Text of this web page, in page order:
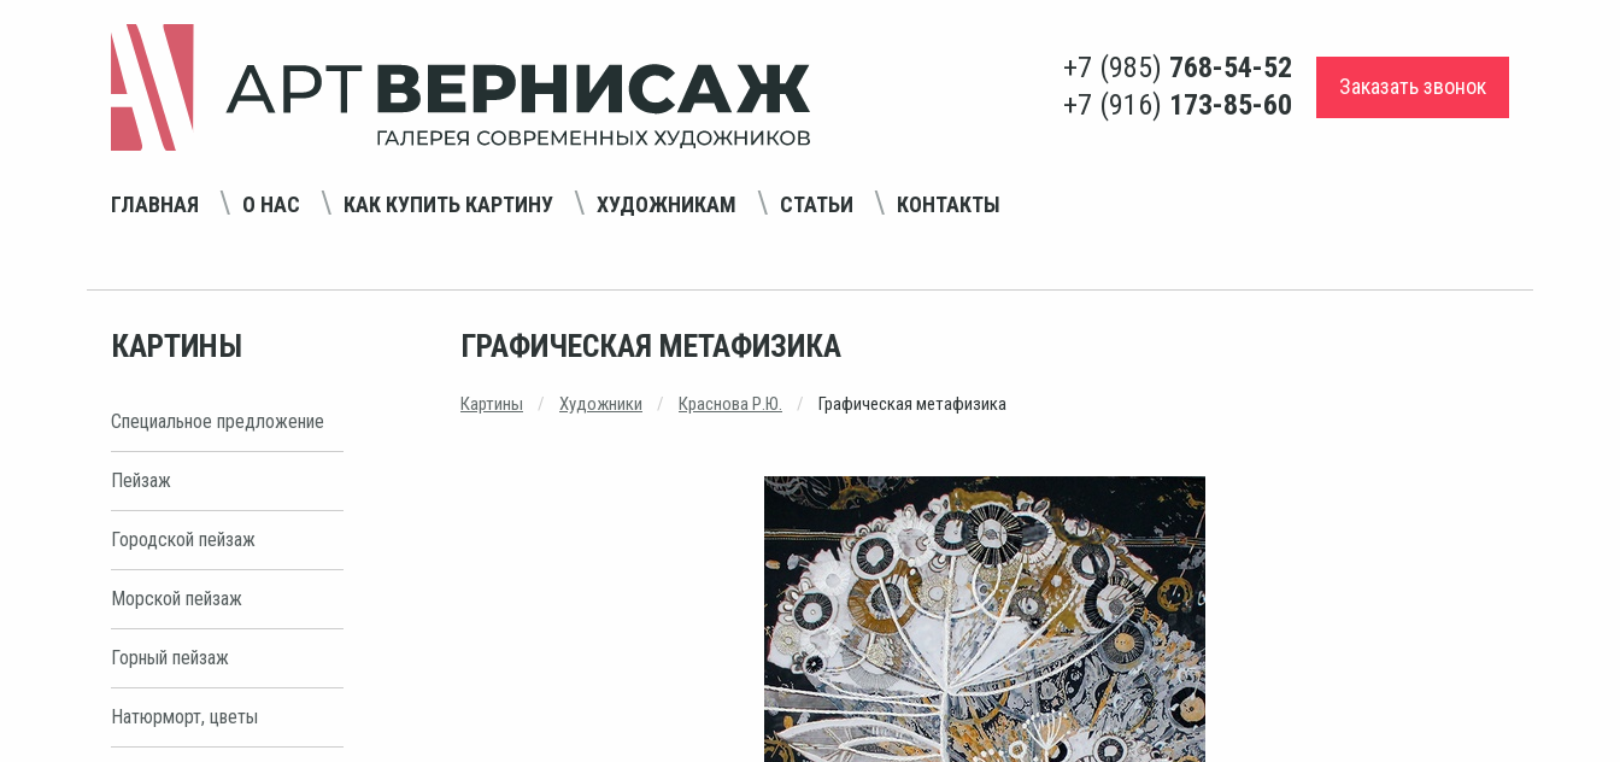
+7 (985) 768-54-52
+7 (916) 173-85-60
Заказать звонок
ГЛАВНАЯ О НАС КАК КУПИТЬ КАРТИНУ ХУДОЖНИКАМ СТАТЬИ КОНТАКТЫ
КАРТИНЫ
Специальное предложение
Пейзаж
Городской пейзаж
Морской пейзаж
Горный пейзаж
Натюрморт, цветы
ГРАФИЧЕСКАЯ МЕТАФИЗИКА
Картины Художники Краснова Р.Ю. Графическая метафизика